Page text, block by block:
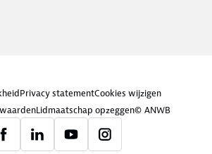
Privacy statementCookies wijzigen
Lidmaatschap opzeggen© ANWB